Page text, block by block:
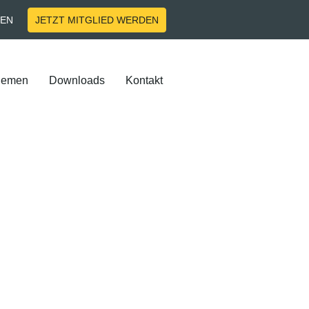
JETZT MITGLIED WERDEN
Downloads Kontakt